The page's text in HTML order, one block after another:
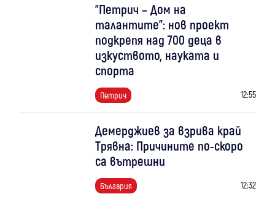
"Петрич – Дом на
талантите": нов проект
подкрепя над 700 деца в
изкуството, науката и
спорта
Петрич 12:55
Демерджиев за взрива край
Трявна: Причините по-скоро
са вътрешни
България 12:32